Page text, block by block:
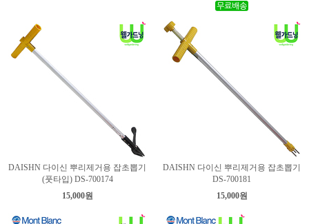
DAISHN 다이신 뿌리제거용 잡초뽑기
(풋타입) DS-700174
15,000원
DAISHN 다이신 뿌리제거용 잡초뽑기
DS-700181
15,000원